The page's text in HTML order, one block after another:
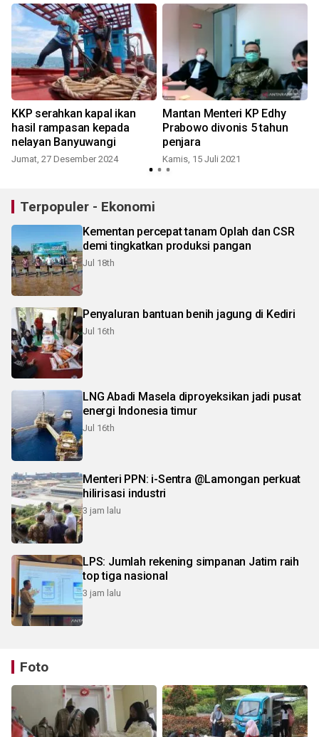
KKP serahkan kapal ikan
hasil rampasan kepada
nelayan Banyuwangi
Jumat, 27 Desember 2024
Mantan Menteri KP Edhy
Prabowo divonis 5 tahun
penjara
Kamis, 15 Juli 2021
Terpopuler - Ekonomi
Kementan percepat tanam Oplah dan CSR
demi tingkatkan produksi pangan
Jul 18th
Penyaluran bantuan benih jagung di Kediri
Jul 16th
LNG Abadi Masela diproyeksikan jadi pusat
energi Indonesia timur
Jul 16th
Menteri PPN: i-Sentra @Lamongan perkuat
hilirisasi industri
3 jam lalu
LPS: Jumlah rekening simpanan Jatim raih
top tiga nasional
3 jam lalu
Foto